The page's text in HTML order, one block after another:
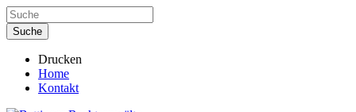
Drucken
Home
Kontakt